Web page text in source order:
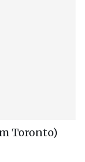
Toronto)